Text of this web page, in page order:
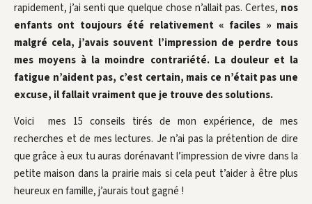
rapidement, j’ai senti que quelque chose n’allait pas. Certes, nos
enfants ont toujours été relativement « faciles » mais
malgré cela, j’avais souvent l’impression de perdre tous
mes moyens à la moindre contrariété. La douleur et la
fatigue n’aident pas, c’est certain, mais ce n’était pas une
excuse, il fallait vraiment que je trouve des solutions.
Voici mes 15 conseils tirés de mon expérience, de mes
recherches et de mes lectures. Je n’ai pas la prétention de dire
que grâce à eux tu auras dorénavant l’impression de vivre dans la
petite maison dans la prairie mais si cela peut t’aider à être plus
heureux en famille, j’aurais tout gagné !